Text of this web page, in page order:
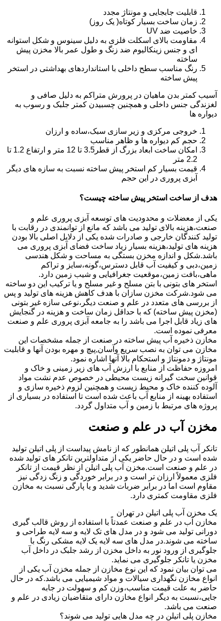
قابلیت جابجایی و مونتاژ مجدد
زمان ساخت بسیار کوتاه( یک روز)
خاصیت ضد UV
مقاومت بالای اسکلت فلزی به دلیل سینوس و شکل استوانه
ای و جنس زینکالیوم ضد زنگ و طول عمر بالا مخزن پیش
ساخته
رنگ مناسب سطح داخلی با استانداردهای بهداشتی در استخر
پیش ساخته
آسیب کمتر بدن ماهیان در پرورش متراکم به دلیل صافی و
لغزندگی جنس داخلی و همچنین چسبیدن کمتر جلبک و رسوب به
دیواره ها
خروجی مرکزی و زیر سازی سبک،ساده و ارزان
حجم کم دیواره ها و ظاهر مناسب
امکان ساخت ابعاد بزرگ از قطر3.5 تا 12 متر و ارتفاع 1.2 تا
2.2 متر
قیمت بسیار کم استخر پیش ساخته نسبت به سازه های دیگر
آبزی پروری در این حجم
هدف از ساخت استخر پیش ساخته چیست؟
یکی از معضلات و محدودیت های توسعه آبزی پروری علم و
صنعت،هزینه بالای تولید می باشد که مانع از توانمندی در رقابت با
تولید کنندگان خارجی و صادرات شده یکی از دلایل اصلی بالا بودن
هزینه های تولید،هزینه بسیار زیاد ساخت فضای آبزی پروری می
باشد.شکل و اندازه مخزن بستگی به مساحت و شکل هندسی
زمین،دبی و کیفیت آب قابل دسترس،گونه،سایز و تراکم
ماهی،بافت زمین،موقعیت جغرافیایی و شیب زمین دارد.
استخر های بتونی با بتن مسلح و غیر مسلح و یا ترکیب این دو ساخته
می شود.شرکت مخزن سازان با هدف کاهش هزینه های تولید و پس
از بررسی های متعدد در علم و صنعت دیگر،نوعی سازه غیر بتونی
(مخزن پیش ساخته) که با حداقل زمان ساخت و هزینه در گنجایش
های زیاد قابل اجرا می باشد را به جامعه آبزی پروری علم و صنعت
معرفی نموده است.
مخازن ذخیره آب پیش ساخته در صنعت از جمله مشخصات این
مخازن می توان به نصب سریع وآسان,پیچ و مهره بودن آنها و قابلیت
مونتاژ و دمونتاژ و استحکام بالا آنها اشاره نمود.
امروزه حفاظت از منابع با ارزش آب های زیر زمینی و خاک و
قوانین سخت گیرانه زیست محیطی در خصوص عدم نشت مواد
آلوده کننده خاک و محیط زیست و همچنین لزوم ذخیره سازی و
استفاده بهینه از منابع آب باعث شده است تا استفاده در بسیاری از
پروژه های مرتبط با زمین و آب متداول گردد.
مخزن آب در علم و صنعت
تانکر آب پلی اتیلن همانطور که از نامش پیداست از پلی اتیلن تولید
شده است و در حال حاضر یکی از متداولترین تانکر های تولید شده
در علم و صنعت است.مخزن آب پلی اتیلن از نظر قیمت از تانکر
فلزی معمولاً ارزان تر است و در برابر خوردگی و زنگ زدگی نیز
مقاوم است اما در برابر ضربات شدید و یا پارگی نسبت به مخازن
فلزی مقاومت کمتری دارد.
یک مخزن آب پلی اتیلن در تهران
مخازن آب در علم و صنعت عمدتاً با استفاده از روش قالب گیری
دورانی تولید می شود و در مدل های تک لایه و سه لایه طراحی و
ساخته می شوند.در مدل های سه لایه یک لایه مشکی رنگ با
جلوگیری از ورود نور به داخل مخزن از رشد جلبک در داخل آب
مخزن یا تانکر جلوگیری می نماید.
می توان بیان نمود که این نوع مخازن از جمله مخزن آب یکی از
انواع مخازن نگهداری سیالات و مواد شیمیایی می باشد.که در حال
حاضر به علت قیمت مناسب،وزن کم و سهولت در جابه
جایی،نسبت به دیگر انواع مخازن دارای متقاضیان زیادی در علم و
صنعت می باشد.
مخازن پلی اتیلن در چه مدل هایی تولید می شوند؟